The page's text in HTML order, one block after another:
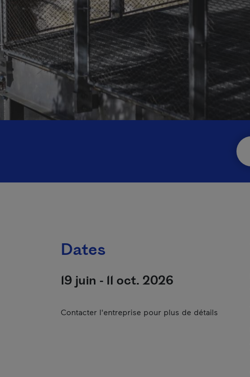
Dates
19 juin - 11 oct. 2026
Contacter l'entreprise pour plus de détails